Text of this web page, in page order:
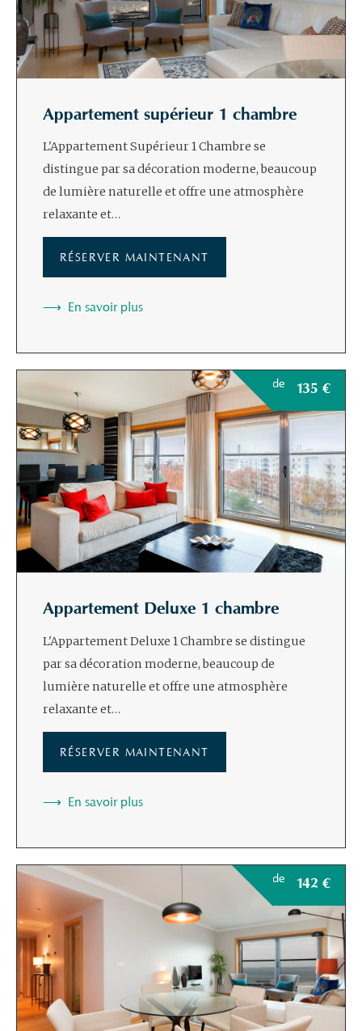
Appartement supérieur 1 chambre
L'Appartement Supérieur 1 Chambre se
distingue par sa décoration moderne, beaucoup
de lumière naturelle et offre une atmosphère
relaxante et…
RÉSERVER MAINTENANT
En savoir plus
de 135 €
Appartement Deluxe 1 chambre
L'Appartement Deluxe 1 Chambre se distingue
par sa décoration moderne, beaucoup de
lumière naturelle et offre une atmosphère
relaxante et…
RÉSERVER MAINTENANT
En savoir plus
de 142 €